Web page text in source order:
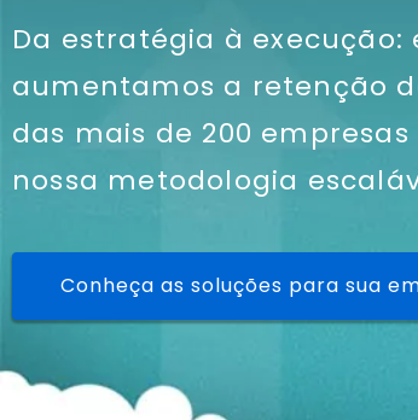
Da estratégia à execução:
aumentamos a retenção
das mais de 200
nossa metodologia
Conheça as soluções para sua